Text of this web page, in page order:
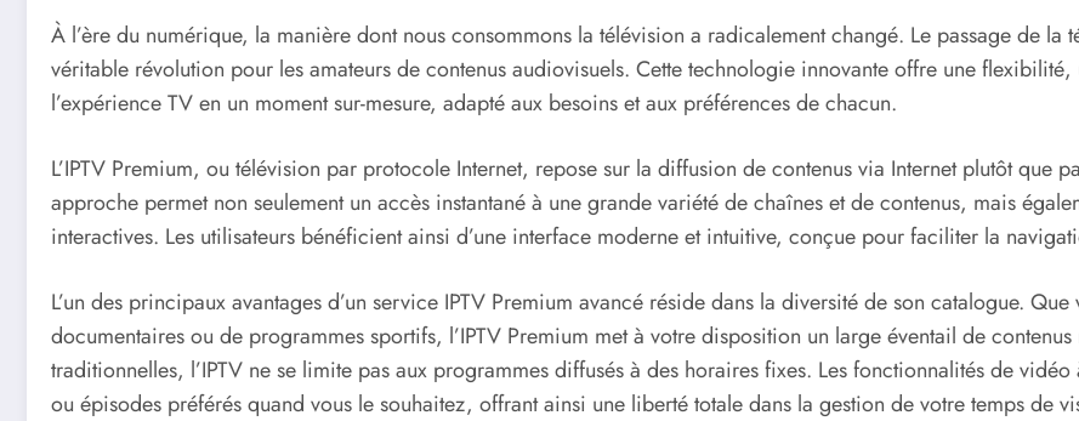
À l’ère du numérique, la manière dont nous consommons la télévision a radicalement changé. Le passage de la
véritable révolution pour les amateurs de contenus audiovisuels. Cette technologie innovante offre une
l’expérience TV en un moment sur-mesure, adapté aux besoins et aux préférences de chacun.
L’IPTV Premium, ou télévision par protocole Internet, repose sur la diffusion de contenus via Internet plutôt que
approche permet non seulement un accès instantané à une grande variété de chaînes et de contenus, mais
interactives. Les utilisateurs bénéficient ainsi d’une interface moderne et intuitive, conçue pour faciliter la
L’un des principaux avantages d’un service IPTV Premium avancé réside dans la diversité de son catalogue.
documentaires ou de programmes sportifs, l’IPTV Premium met à votre disposition un large éventail de
traditionnelles, l’IPTV ne se limite pas aux programmes diffusés à des horaires fixes. Les fonctionnalités de
ou épisodes préférés quand vous le souhaitez, offrant ainsi une liberté totale dans la gestion de votre temps de